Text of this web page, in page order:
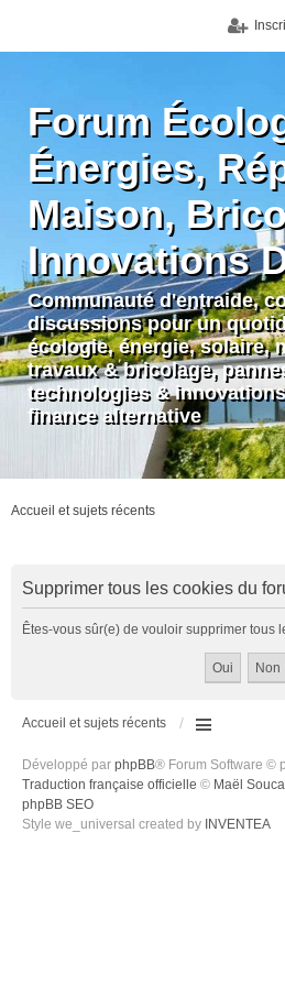
Forum
Énergies,
Maison,
Innovations
Communauté d'entraide,
discussions pour un
écologie, énergie, solaire,
travaux & bricolage,
technologies &
finance alternative
Accueil et sujets récents
Supprimer tous les cookies du
Êtes-vous sûr(e) de vouloir supprimer tous
Accueil et sujets récents
Développé par phpBB® Forum Software ©
Traduction française officielle © Maël
phpBB SEO
Style we_universal created by INVENTEA